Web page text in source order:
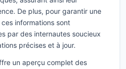
De plus, pour garantir une
informations sont
par des internautes soucieux
précises et à jour.
un aperçu complet des